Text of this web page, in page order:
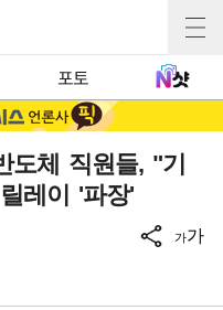
포토
도체 직원들, "기
레이 '파장'
가가